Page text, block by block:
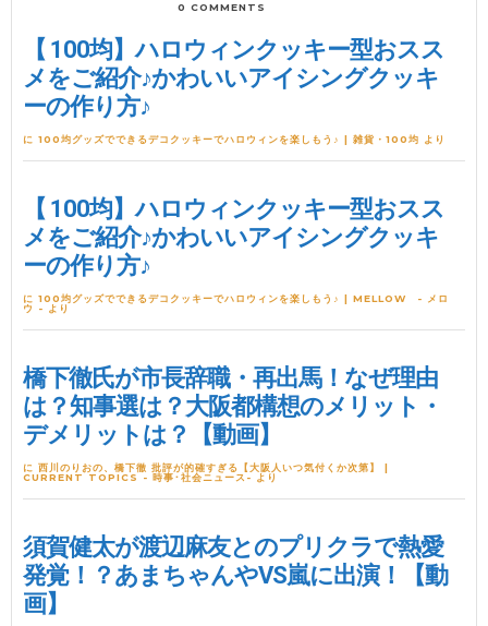
0 COMMENTS
【 100均】ハロウィンクッキー型おスス
メをご紹介♪かわいいアイシングクッキ
ーの作り方♪
に 100均グッズでできるデコクッキーでハロウィンを楽しもう♪ | 雑貨・100均 より
【 100均】ハロウィンクッキー型おスス
メをご紹介♪かわいいアイシングクッキ
ーの作り方♪
に 100均グッズでできるデコクッキーでハロウィンを楽しもう♪ | MELLOW - メロ
ウ - より
橋下徹氏が市長辞職・再出馬！なぜ理由
は？知事選は？大阪都構想のメリット・
デメリットは？【動画】
に 西川のりおの、橋下徹 批評が的確すぎる【大阪人いつ気付くか次第】 |
CURRENT TOPICS - 時事･社会ニュース- より
須賀健太が渡辺麻友とのプリクラで熱愛
発覚！？あまちゃんやVS嵐に出演！【動
画】